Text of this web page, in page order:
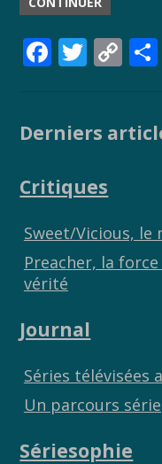
F
b
o
k
T
er
C
y
k
Derniers
Critiques
Sweet/Vicious,
Preacher, la
vérité
Journal
Séries télévisées
Un parcours
Sériesophie